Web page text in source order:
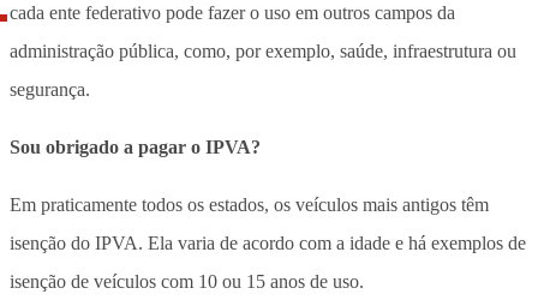
cada ente federativo pode fazer o uso em outros campos da
administração pública, como, por exemplo, saúde, infraestrutura ou
segurança.
Sou obrigado a pagar o IPVA?
Em praticamente todos os estados, os veículos mais antigos têm
isenção do IPVA. Ela varia de acordo com a idade e há exemplos de
isenção de veículos com 10 ou 15 anos de uso.